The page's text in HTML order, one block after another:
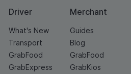
Driver
What's New
Transport
GrabFood
GrabExpress
Merchant
Guides
Blog
GrabFood
GrabKios